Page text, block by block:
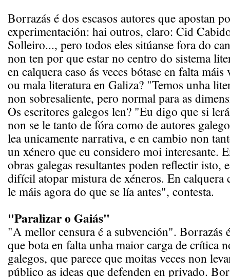
Borrazás é dos escasos autores que apostan
experimentación: hai outros, claro: Cid
Solleiro..., pero todos eles sitúanse fora do
non ten por que estar no centro do sistema
en calquera caso ás veces bótase en falta máis
ou mala literatura en Galiza? "Temos unha
non sobresaliente, pero normal para as
Os escritores galegos len? "Eu digo que si
non se le tanto de fóra como de autores
lea unicamente narrativa, e en cambio non
un xénero que eu considero moi interesante.
obras galegas resultantes poden reflectir isto,
difícil atopar mistura de xéneros. En calquera
le máis agora do que se lía antes", contesta.
"Paralizar o Gaiás"
"A mellor censura é a subvención". Borrazás
que bota en falta unha maior carga de crítica
galegos, que parece que moitas veces non
público as ideas que defenden en privado.